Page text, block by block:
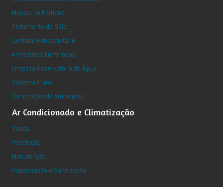
Manejo de Pombos
Tratamento de Solo
Controle Fitossanitário
Armadilhas Luminosas
Limpeza Reservatório de Água
Sistema Prime
Sanitização de Ambientes
Ar Condicionado e Climatização
Venda
Instalação
Manutenção
Higienização e Sanitizacão